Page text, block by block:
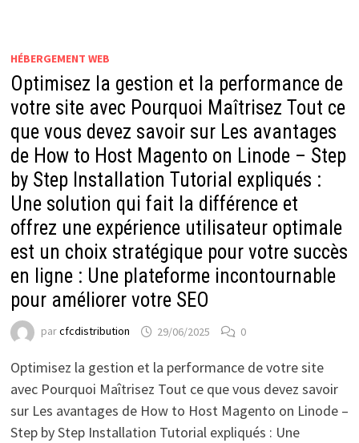
HÉBERGEMENT WEB
Optimisez la gestion et la performance de
votre site avec Pourquoi Maîtrisez Tout ce
que vous devez savoir sur Les avantages
de How to Host Magento on Linode – Step
by Step Installation Tutorial expliqués :
Une solution qui fait la différence et
offrez une expérience utilisateur optimale
est un choix stratégique pour votre succès
en ligne : Une plateforme incontournable
pour améliorer votre SEO
parcfcdistribution 29/06/2025 0
Optimisez la gestion et la performance de votre site
avec Pourquoi Maîtrisez Tout ce que vous devez savoir
sur Les avantages de How to Host Magento on Linode –
Step by Step Installation Tutorial expliqués : Une